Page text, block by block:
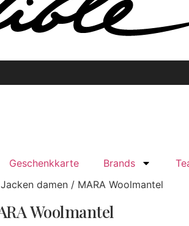
Geschenkkarte Brands
Jacken damen/ MARA Woolmantel
Woolmantel